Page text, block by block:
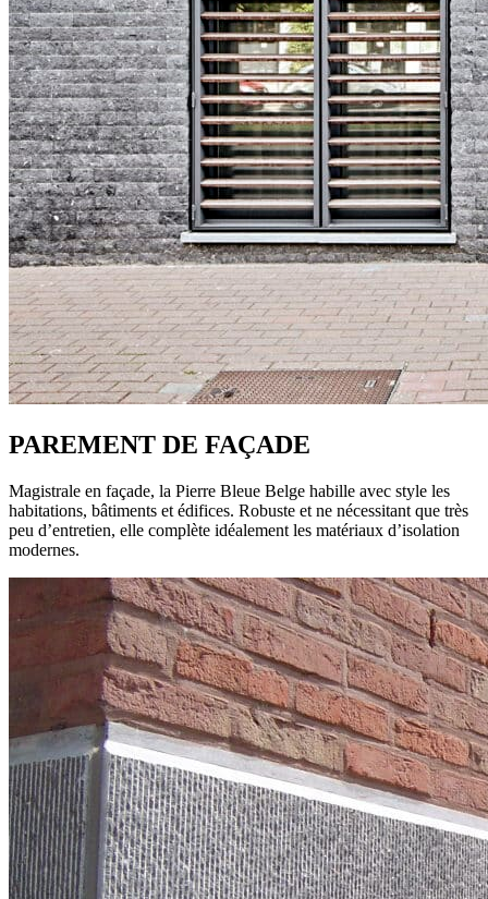
PAREMENT DE FAÇADE
Magistrale en façade, la Pierre Bleue Belge habille avec style les
habitations, bâtiments et édifices. Robuste et ne nécessitant que très
peu d’entretien, elle complète idéalement les matériaux d’isolation
modernes.